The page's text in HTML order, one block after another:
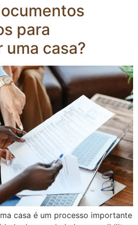
para
uma casa?
casa é um processo importante